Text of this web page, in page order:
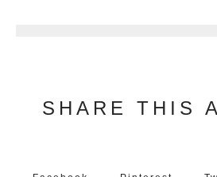
SHARE THIS